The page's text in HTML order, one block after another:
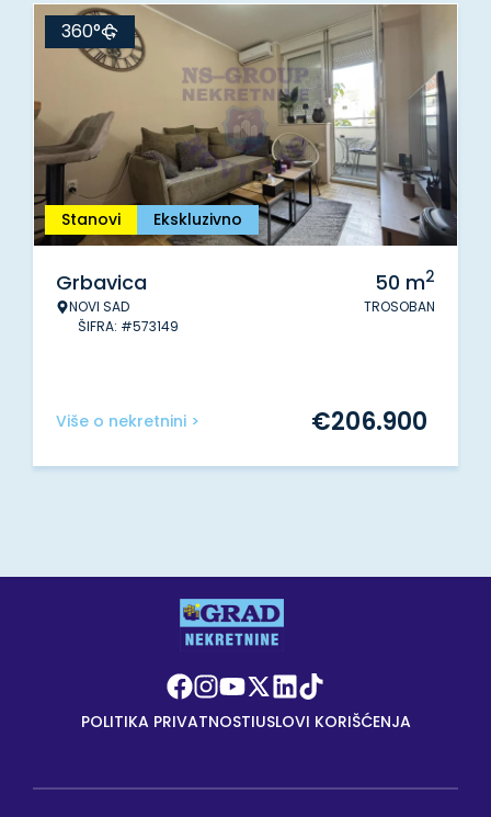
Stanovi Ekskluzivno
360°
Grbavica
NOVI SAD
ŠIFRA: #573149
50 m2
TROSOBAN
Više o nekretnini > €206.900
POLITIKA PRIVATNOSTIUSLOVI KORIŠĆENJA